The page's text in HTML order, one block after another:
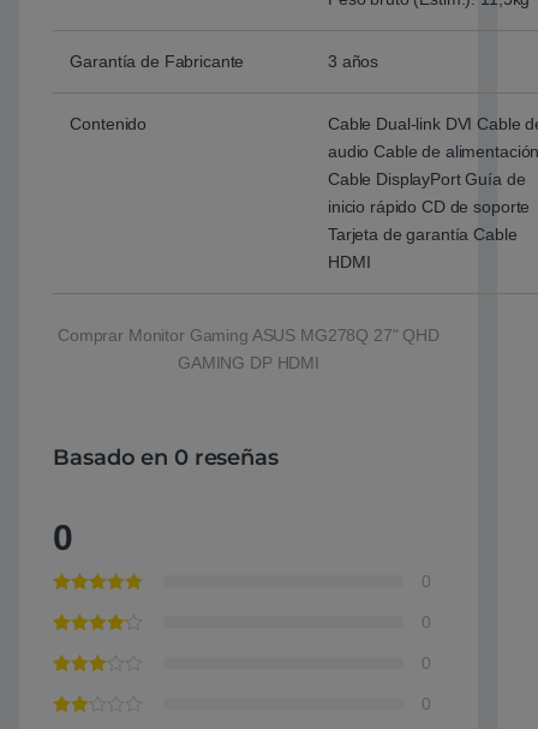
Garantía de Fabricante 3 años
Contenido
Cable Dual-link DVI Cable
audio Cable de
Cable DisplayPort Guía de
inicio rápido CD de soporte
Tarjeta de garantía Cable
HDMI
Comprar Monitor Gaming ASUS MG278Q 27" QHD
GAMING DP HDMI
Basado en 0 reseñas
0
0
0
0
0